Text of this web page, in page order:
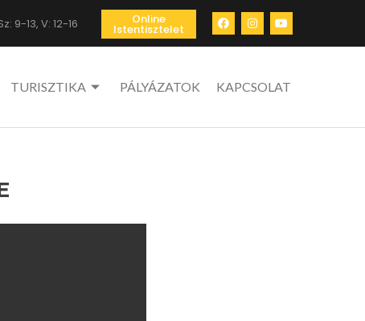
9-13, V: 12-16 Online
Istentisztelet
TURISZTIKA PÁLYÁZATOK KAPCSOLAT